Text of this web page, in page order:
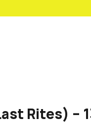
Rites) –